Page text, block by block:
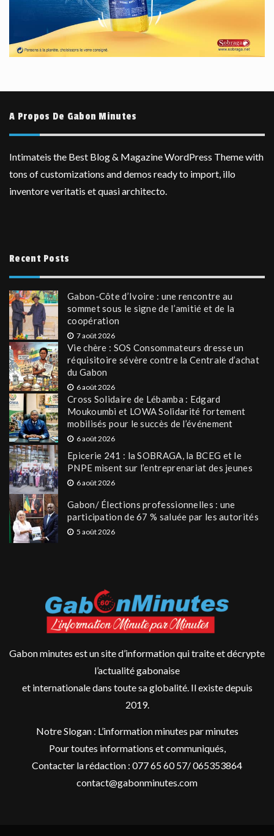
A Propos De Gabon Minutes
Intimateis the Best Blog & Magazine WordPress Theme with
tons of customizations and demos ready to import, illo
inventore veritatis et quasi architecto.
Recent Posts
Gabon-Côte d’Ivoire : une rencontre au
sommet sous le signe de l’amitié et de la
coopération
7 août 2026
Vie chère : SOS Consommateurs dresse un
réquisitoire sévère contre la Centrale d’achat
du Gabon
6 août 2026
Cross Solidaire de Lébamba : Edgard
Moukoumbi et LOWA Solidarité fortement
mobilisés pour le succès de l’événement
6 août 2026
Epicerie 241 : la SOBRAGA, la BCEG et le
PNPE misent sur l’entreprenariat des jeunes
6 août 2026
Gabon/ Élections professionnelles : une
participation de 67 % saluée par les autorités
5 août 2026
Gabon minutes est un site d’information qui traite et décrypte
l’actualité gabonaise
et internationale dans toute sa globalité. Il existe depuis
2019.
Notre Slogan : L’information minutes par minutes
Pour toutes informations et communiqués,
Contacter la rédaction : 077 65 60 57/ 065353864
contact@gabonminutes.com